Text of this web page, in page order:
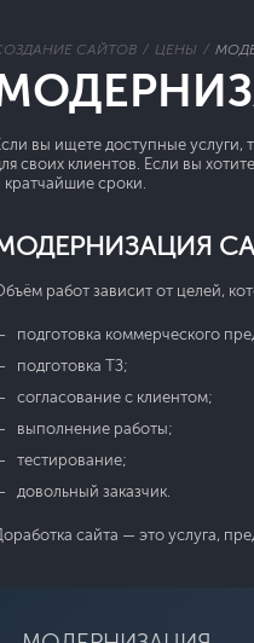
САЙТОВ ЦЕНЫ
вы ищете доступные услуги,
своих клиентов. Если вы
кратчайшие сроки.
работ зависит от целей,
подготовка коммерческого
подготовка ТЗ;
согласование с клиентом;
выполнение работы;
тестирование;
довольный заказчик.
сайта — это услуга,